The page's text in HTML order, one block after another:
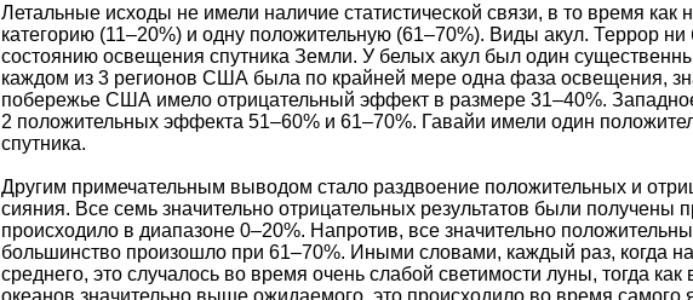
Летальные исходы не имели наличие статистической связи, в то время
категорию (11–20%) и одну положительную (61–70%). Виды акул. Террор
состоянию освещения спутника Земли. У белых акул был один
каждом из 3 регионов США была по крайней мере одна фаза освещения,
побережье США имело отрицательный эффект в размере 31–40%.
2 положительных эффекта 51–60% и 61–70%. Гавайи имели один
спутника.
Другим примечательным выводом стало раздвоение положительных и
сияния. Все семь значительно отрицательных результатов были
происходило в диапазоне 0–20%. Напротив, все значительно
большинство произошло при 61–70%. Иными словами, каждый раз, когда
среднего, это случалось во время очень слабой светимости луны, тогда
океанов значительно выше ожидаемого, это происходило во время